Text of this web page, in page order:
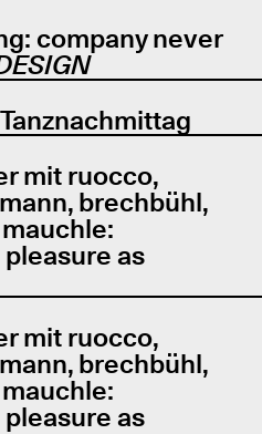
company never
mit ruocco,
brechbühl,
as
mit ruocco,
brechbühl,
as